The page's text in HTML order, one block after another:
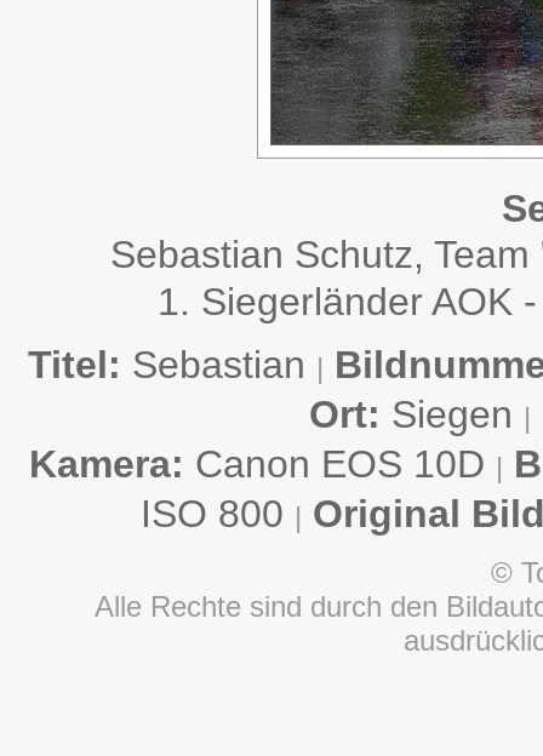
Sebastian Schutz,
1. Siegerländer AOK
Titel: Sebastian |
Ort: Siegen |
Kamera: Canon EOS 10D |
ISO 800 | Original
©
Alle Rechte sind durch den